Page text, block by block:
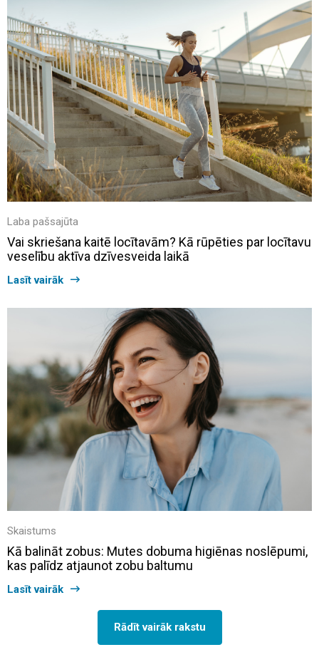
Laba pašsajūta
Vai skriešana kaitē locītavām? Kā rūpēties par locītavu
veselību aktīva dzīvesveida laikā
Lasīt vairāk
Skaistums
Kā balināt zobus: Mutes dobuma higiēnas noslēpumi,
kas palīdz atjaunot zobu baltumu
Lasīt vairāk
Rādīt vairāk rakstu